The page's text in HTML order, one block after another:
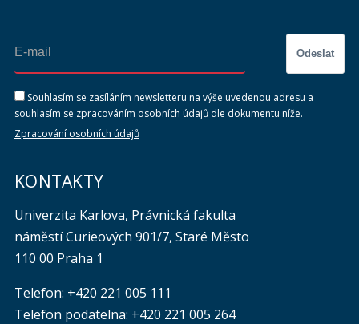
Odeslat
Souhlasím se zasíláním newsletteru na výše uvedenou adresu a
souhlasím se zpracováním osobních údajů dle dokumentu níže.
Zpracování osobních údajů
KONTAKTY
Univerzita Karlova, Právnická fakulta
náměstí Curieových 901/7, Staré Město
110 00 Praha 1
Telefon: +420 221 005 111
Telefon podatelna: +420 221 005 264